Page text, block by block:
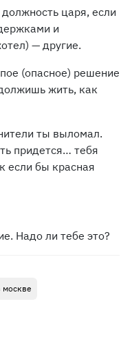
царя, если
и
— другие.
(опасное) решение
жить, как
ты выломал.
придется… тебя
если бы красная
Надо ли тебе это?
москве